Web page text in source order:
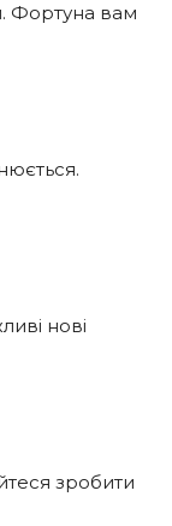
Фортуна вам
нові
зробити